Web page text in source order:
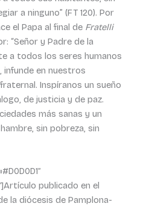
a ninguno” (FT 120). Por
el Papa al final de Fratelli
“Señor y Padre de la
a todos los seres humanos
infunde en nuestros
Inspíranos un sueño
de justicia y de paz.
más sanas y un
sin pobreza, sin
publicado en el
la diócesis de Pamplona-